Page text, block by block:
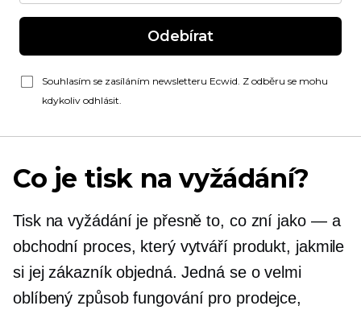
Odebírat
Souhlasím se zasíláním newsletteru Ecwid. Z odběru se mohu
kdykoliv odhlásit.
Co je tisk na vyžádání?
Tisk na vyžádání je přesně to, co zní jako — a
obchodní proces, který vytváří produkt, jakmile
si jej zákazník objedná. Jedná se o velmi
oblíbený způsob fungování pro prodejce,